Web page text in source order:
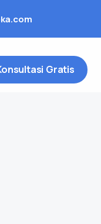
Gratis